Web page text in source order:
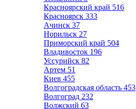
Красноярский край 516
Красноярск 333
Ачинск 37
Норильск 27
Приморский край 504
Владивосток 196
Уссурийск 82
Артем 51
Киев 455
Волгоградская область 453
Волгоград 232
Волжский 63